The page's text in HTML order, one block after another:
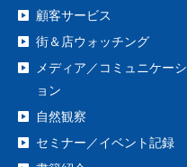
顧客サービス
街＆店ウォッチング
メディア／コミュニケーシ
ョン
自然観察
セミナー／イベント記録